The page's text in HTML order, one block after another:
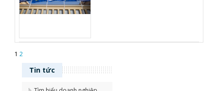
1 2
Tin tức